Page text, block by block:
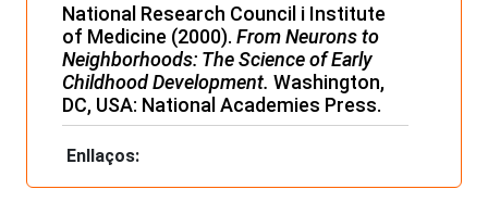
National Research Council i Institute
of Medicine (2000). From Neurons to
Neighborhoods: The Science of Early
Childhood Development. Washington,
DC, USA: National Academies Press.
Enllaços: